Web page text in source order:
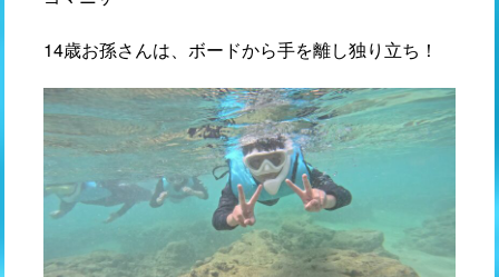
14歳お孫さんは、ボードから手を離し独り立ち！